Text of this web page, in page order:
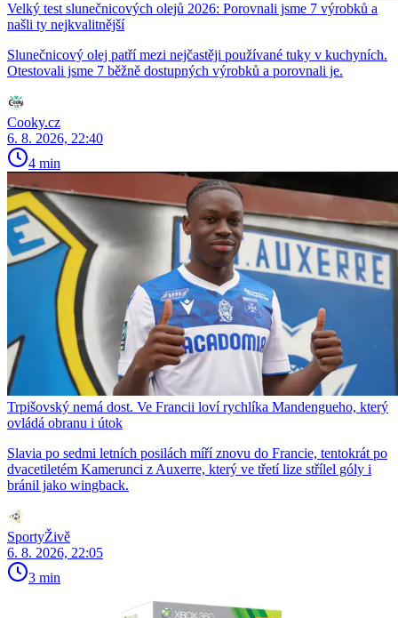
Velký test slunečnicových olejů 2026: Porovnali jsme 7 výrobků a
našli ty nejkvalitnější
Slunečnicový olej patří mezi nejčastěji používané tuky v kuchyních.
Otestovali jsme 7 běžně dostupných výrobků a porovnali je.
Cooky.cz
6. 8. 2026, 22:40
4 min
Trpišovský nemá dost. Ve Francii loví rychlíka Mandengueho, který
ovládá obranu i útok
Slavia po sedmi letních posilách míří znovu do Francie, tentokrát po
dvacetiletém Kamerunci z Auxerre, který ve třetí lize střílel góly i
bránil jako wingback.
SportyŽivě
6. 8. 2026, 22:05
3 min